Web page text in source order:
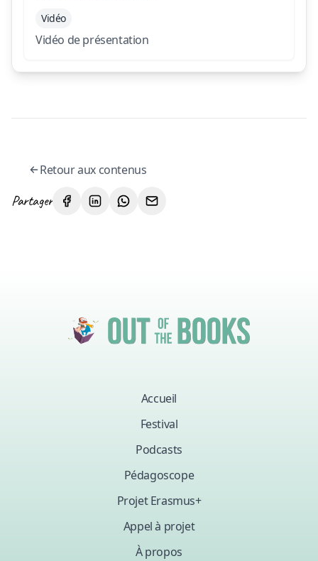
Vidéo
Vidéo de présentation
Retour aux contenus
Partager
Accueil
Festival
Podcasts
Pédagoscope
Projet Erasmus+
Appel à projet
À propos